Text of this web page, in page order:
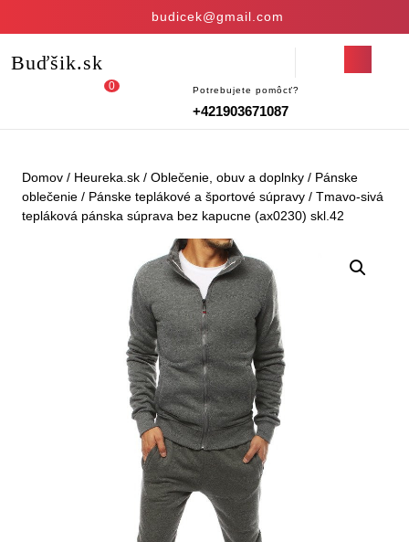
budicek@gmail.com
Buďšik.sk
Button
0 Potrebujete pomôcť?
+421903671087
Domov / Heureka.sk / Oblečenie, obuv a doplnky / Pánske
oblečenie / Pánske teplákové a športové súpravy / Tmavo-sivá
tepláková pánska súprava bez kapucne (ax0230) skl.42